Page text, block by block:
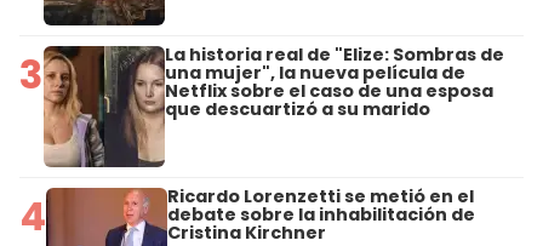
3 La historia real de "Elize: Sombras de
una mujer", la nueva película de
Netflix sobre el caso de una esposa
que descuartizó a su marido
4 Ricardo Lorenzetti se metió en el
debate sobre la inhabilitación de
Cristina Kirchner